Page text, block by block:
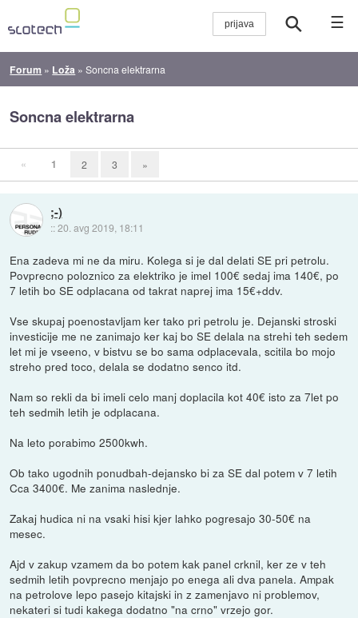
☰
Forum » Loža »Soncna elektrarna
Soncna elektrarna
« 1 2 3 »
;-)
::20. avg 2019, 18:11
Ena zadeva mi ne da miru. Kolega si je dal delati SE pri petrolu.
Povprecno poloznico za elektriko je imel 100€ sedaj ima 140€, po
7 letih bo SE odplacana od takrat naprej ima 15€+ddv.
Vse skupaj poenostavljam ker tako pri petrolu je. Dejanski stroski
investicije me ne zanimajo ker kaj bo SE delala na strehi teh sedem
let mi je vseeno, v bistvu se bo sama odplacevala, scitila bo mojo
streho pred toco, delala se dodatno senco itd.
Nam so rekli da bi imeli celo manj doplacila kot 40€ isto za 7let po
teh sedmih letih je odplacana.
Na leto porabimo 2500kwh.
Ob tako ugodnih ponudbah-dejansko bi za SE dal potem v 7 letih
Cca 3400€. Me zanima naslednje.
Zakaj hudica ni na vsaki hisi kjer lahko pogresajo 30-50€ na
mesec.
Ajd v zakup vzamem da bo potem kak panel crknil, ker ze v teh
sedmih letih povprecno menjajo po enega ali dva panela. Ampak
na petrolove lepo pasejo kitajski in z zamenjavo ni problemov,
nekateri si tudi kakega dodatno "na crno" vrzejo gor.